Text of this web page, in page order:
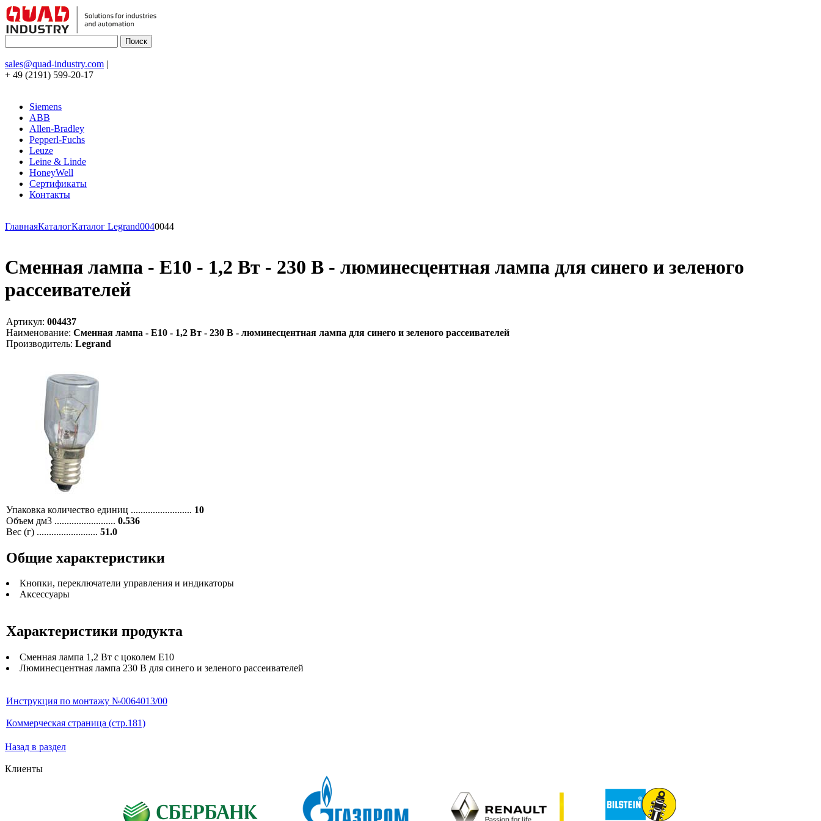
sales@quad-industry.com |
+ 49 (2191) 599-20-17
Siemens
ABB
Allen-Bradley
Pepperl-Fuchs
Leuze
Leine & Linde
HoneyWell
Сертификаты
Контакты
ГлавнаяКаталогКаталог Legrand0040044
Сменная лампа - E10 - 1,2 Вт - 230 В - люминесцентная лампа для синего и зеленого
рассеивателей
Артикул: 004437
Наименование: Сменная лампа - E10 - 1,2 Вт - 230 В - люминесцентная лампа для синего и зеленого рассеивателей
Производитель: Legrand
Упаковка количество единиц ......................... 10
Объем дм3 ......................... 0.536
Вес (г) ......................... 51.0
Общие характеристики
Кнопки, переключатели управления и индикаторы
Аксессуары
Характеристики продукта
Сменная лампа 1,2 Вт с цоколем E10
Люминесцентная лампа 230 В для синего и зеленого рассеивателей
Инструкция по монтажу №0064013/00
Коммерческая страница (стр.181)
Назад в раздел
Клиенты